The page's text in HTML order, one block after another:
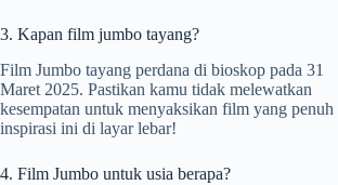
3. Kapan film jumbo tayang?
Film Jumbo tayang perdana di bioskop pada 31
Maret 2025. Pastikan kamu tidak melewatkan
kesempatan untuk menyaksikan film yang penuh
inspirasi ini di layar lebar!
4. Film Jumbo untuk usia berapa?